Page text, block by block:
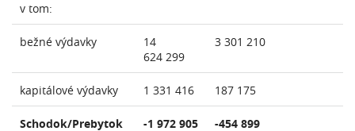
v tom:
bežné výdavky
14
624 299
3 301 210
kapitálové výdavky 1 331 416 187 175
Schodok/Prebytok -1 972 905 -454 899